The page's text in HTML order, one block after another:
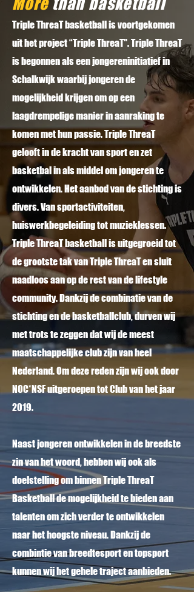
Triple ThreaT basketball is voortgekomen
uit het project “Triple ThreaT". Triple ThreaT
is begonnen als een jongereninitiatief in
Schalkwijk waarbij jongeren de
mogelijkheid krijgen om op een
laagdrempelige manier in aanraking te
komen met hun passie. Triple ThreaT
gelooft in de kracht van sport en zet
basketbal in als middel om jongeren te
ontwikkelen. Het aanbod van de stichting is
divers. Van sportactiviteiten,
huiswerkbegeleiding tot muzieklessen.
Triple ThreaT basketball is uitgegroeid tot
de grootste tak van Triple ThreaT en sluit
naadloos aan op de rest van de lifestyle
community. Dankzij de combinatie van de
stichting en de basketballclub, durven wij
met trots te zeggen dat wij de meest
maatschappelijke club zijn van heel
Nederland. Om deze reden zijn wij ook door
NOC*NSF uitgeroepen tot Club van het jaar
2019.
Naast jongeren ontwikkelen in de breedste
zin van het woord, hebben wij ook als
doelstelling om binnen Triple ThreaT
Basketball de mogelijkheid te bieden aan
talenten om zich verder te ontwikkelen
naar het hoogste niveau. Dankzij de
combintie van breedtesport en topsport
kunnen wij het gehele traject aanbieden.